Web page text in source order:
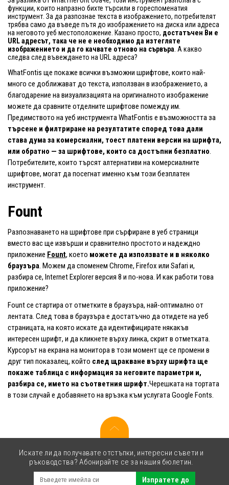
функции, които напразно бихте търсили в гореспоменатия
инструмент. За да разпознае текста в изображението, потребителят
трябва само да въведе пътя до изображението на диска или адреса
на неговото уеб местоположение. Казано просто, достатъчен Ви е
URL адресът, така че не е необходимо да изтегляте
изображението и да го качвате отново на сървъра. А какво
следва след въвеждането на URL адреса?
WhatFontis ще покаже всички възможни шрифтове, които най-
много се доближават до текста, използван в изображението, а
благодарение на визуализацията на оригиналното изображение
можете да сравните отделните шрифтове помежду им.
Предимството на уеб инструмента WhatFontis е възможността за
търсене и филтриране на резултатите според това дали
става дума за комерсиални, тоест платени версии на шрифта,
или обратно — за шрифтове, които са достъпни безплатно.
Потребителите, които търсят алтернативи на комерсиалните
шрифтове, могат да посегнат именно към този безплатен
инструмент.
Fount
Разпознаването на шрифтове при сърфиране в уеб страници
вместо вас ще извърши и сравнително простото и надеждно
приложение Fount, което можете да използвате и в няколко
браузъра. Можем да споменем Chrome, Firefox или Safari и,
разбира се, Internet Explorer версия 8 и по-нова. И как работи това
приложение?
Fount се стартира от отметките в браузъра, най-оптимално от
лентата. След това в браузъра е достатъчно да отидете на уеб
страницата, на която искате да идентифицирате някакъв
интересен шрифт, и да кликнете върху линка, скрит в отметката.
Курсорът на екрана на монитора в този момент ще се промени в
друг тип показалец, който след щракване върху шрифта ще
покаже таблица с информация за неговите параметри и,
разбира се, името на съответния шрифт.Черешката на тортата
в този случай е добавянето на връзка към услугата Google Fonts.
Искате ли да получавате отстъпки, интересни съвети и
ръководства? Абонирайте се за нашия бюлетин.
Изпратете до